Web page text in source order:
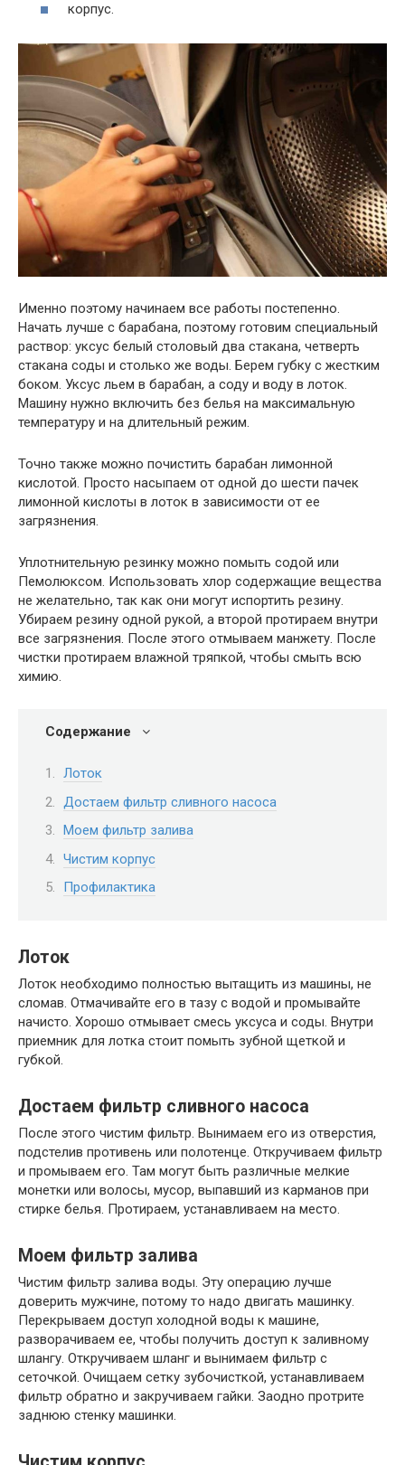
корпус.
Именно поэтому начинаем все работы постепенно.
Начать лучше с барабана, поэтому готовим специальный
раствор: уксус белый столовый два стакана, четверть
стакана соды и столько же воды. Берем губку с жестким
боком. Уксус льем в барабан, а соду и воду в лоток.
Машину нужно включить без белья на максимальную
температуру и на длительный режим.
Точно также можно почистить барабан лимонной
кислотой. Просто насыпаем от одной до шести пачек
лимонной кислоты в лоток в зависимости от ее
загрязнения.
Уплотнительную резинку можно помыть содой или
Пемолюксом. Использовать хлор содержащие вещества
не желательно, так как они могут испортить резину.
Убираем резину одной рукой, а второй протираем внутри
все загрязнения. После этого отмываем манжету. После
чистки протираем влажной тряпкой, чтобы смыть всю
химию.
Содержание
Лоток
Достаем фильтр сливного насоса
Моем фильтр залива
Чистим корпус
Профилактика
Лоток
Лоток необходимо полностью вытащить из машины, не
сломав. Отмачивайте его в тазу с водой и промывайте
начисто. Хорошо отмывает смесь уксуса и соды. Внутри
приемник для лотка стоит помыть зубной щеткой и
губкой.
Достаем фильтр сливного насоса
После этого чистим фильтр. Вынимаем его из отверстия,
подстелив противень или полотенце. Откручиваем фильтр
и промываем его. Там могут быть различные мелкие
монетки или волосы, мусор, выпавший из карманов при
стирке белья. Протираем, устанавливаем на место.
Моем фильтр залива
Чистим фильтр залива воды. Эту операцию лучше
доверить мужчине, потому то надо двигать машинку.
Перекрываем доступ холодной воды к машине,
разворачиваем ее, чтобы получить доступ к заливному
шлангу. Откручиваем шланг и вынимаем фильтр с
сеточкой. Очищаем сетку зубочисткой, устанавливаем
фильтр обратно и закручиваем гайки. Заодно протрите
заднюю стенку машинки.